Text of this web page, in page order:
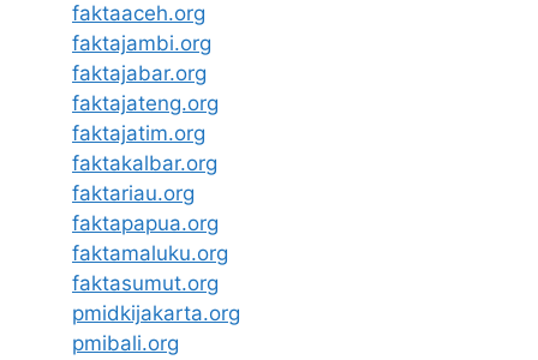
faktaaceh.org
faktajambi.org
faktajabar.org
faktajateng.org
faktajatim.org
faktakalbar.org
faktariau.org
faktapapua.org
faktamaluku.org
faktasumut.org
pmidkijakarta.org
pmibali.org